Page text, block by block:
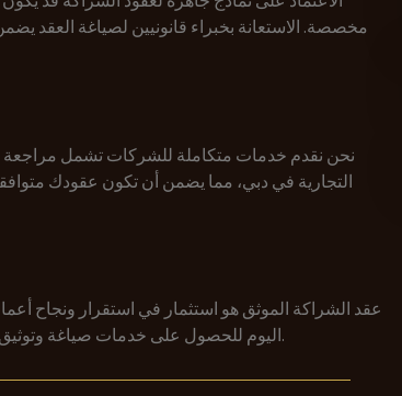
مخصصة. الاستعانة بخبراء قانونيين لصياغة العقد
نحن نقدم خدمات متكاملة للشركات تشمل مراجعة
التجارية في دبي، مما يضمن أن تكون عقودك
عقد الشراكة الموثق هو استثمار في استقرار ونجاح
تواصل مع Notary Dubai اليوم للحصول على خدمات صياغة وتوثيق احترافية تضع أعمالك على المسار الصحيح.